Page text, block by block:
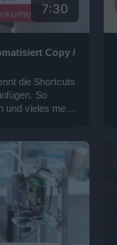
7:30
Copy /
die Shortcuts
So
vieles mehr